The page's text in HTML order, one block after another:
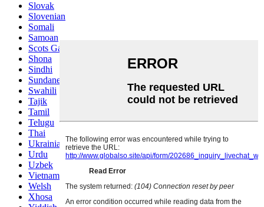
Slovak
Slovenian
Somali
Samoan
Scots Gaelic
Shona
Sindhi
Sundanese
Swahili
Tajik
Tamil
Telugu
Thai
Ukrainian
Urdu
Uzbek
Vietnamese
Welsh
Xhosa